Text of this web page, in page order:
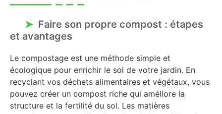
Faire son propre compost : étapes
et avantages
Le compostage est une méthode simple et
écologique pour enrichir le sol de votre jardin. En
recyclant vos déchets alimentaires et végétaux, vous
pouvez créer un compost riche qui améliore la
structure et la fertilité du sol. Les matières